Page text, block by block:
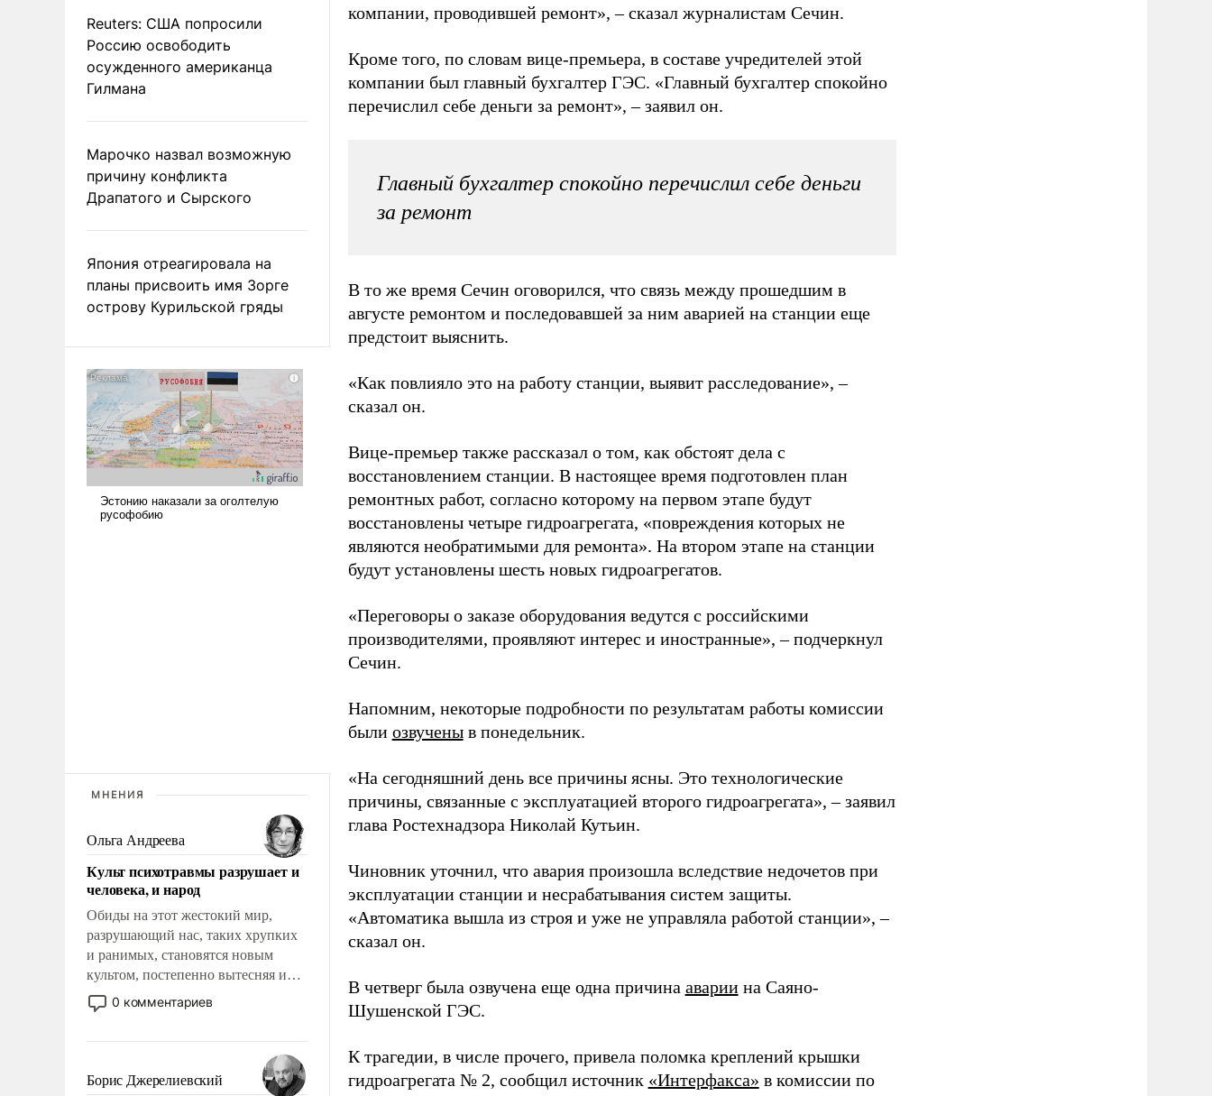
Reuters: США попросили
Россию освободить
осужденного американца
Гилмана
Марочко назвал возможную
причину конфликта
Драпатого и Сырского
Япония отреагировала на
планы присвоить имя Зорге
острову Курильской гряды
МНЕНИЯ
Ольга Андреева
Культ психотравмы разрушает и
человека, и народ
Обиды на этот жестокий мир,
разрушающий нас, таких хрупких
и ранимых, становятся новым
культом, постепенно вытесняя и
отменяя традиционное требование
к человеку – быть мужественным и
брать на себя ответственность,
помогать слабым, идти вперед и
0 комментариев
Борис Джерелиевский
компании, проводившей ремонт», – сказал журналистам Сечин.
Кроме того, по словам вице-премьера, в составе учредителей этой
компании был главный бухгалтер ГЭС. «Главный бухгалтер спокойно
перечислил себе деньги за ремонт», – заявил он.
Главный бухгалтер спокойно перечислил себе деньги
за ремонт
В то же время Сечин оговорился, что связь между прошедшим в
августе ремонтом и последовавшей за ним аварией на станции еще
предстоит выяснить.
«Как повлияло это на работу станции, выявит расследование», –
сказал он.
Вице-премьер также рассказал о том, как обстоят дела с
восстановлением станции. В настоящее время подготовлен план
ремонтных работ, согласно которому на первом этапе будут
восстановлены четыре гидроагрегата, «повреждения которых не
являются необратимыми для ремонта». На втором этапе на станции
будут установлены шесть новых гидроагрегатов.
«Переговоры о заказе оборудования ведутся с российскими
производителями, проявляют интерес и иностранные», – подчеркнул
Сечин.
Напомним, некоторые подробности по результатам работы комиссии
были озвученыв понедельник.
«На сегодняшний день все причины ясны. Это технологические
причины, связанные с эксплуатацией второго гидроагрегата», – заявил
глава Ростехнадзора Николай Кутьин.
Чиновник уточнил, что авария произошла вследствие недочетов при
эксплуатации станции и несрабатывания систем защиты.
«Автоматика вышла из строя и уже не управляла работой станции», –
сказал он.
В четверг была озвучена еще одна причина авариина Саяно-
Шушенской ГЭС.
К трагедии, в числе прочего, привела поломка креплений крышки
гидроагрегата № 2, сообщил источник «Интерфакса» в комиссии по